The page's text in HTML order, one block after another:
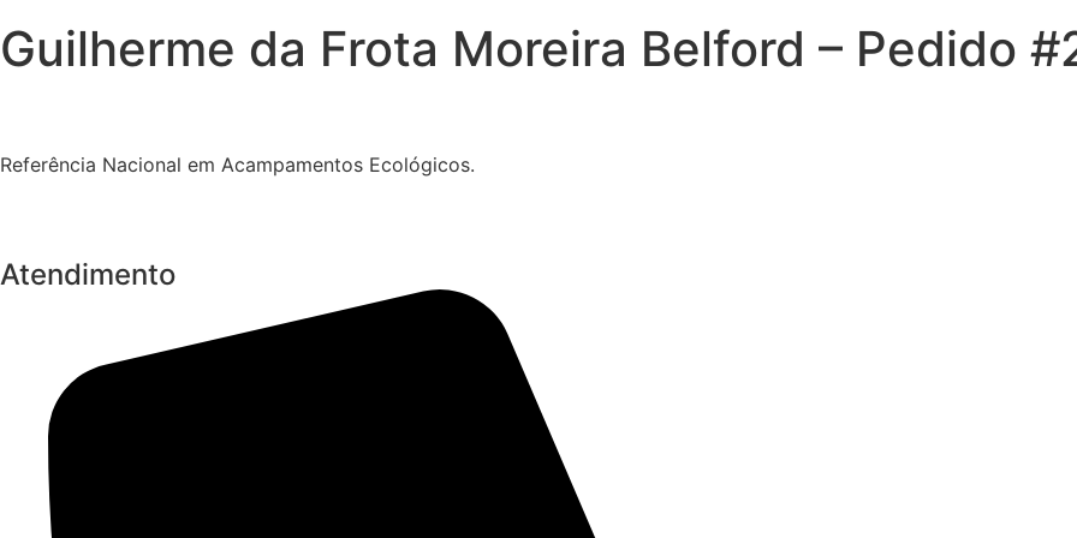
Guilherme da Frota Moreira Belford – Pedido
Referência Nacional em Acampamentos Ecológicos.
Atendimento